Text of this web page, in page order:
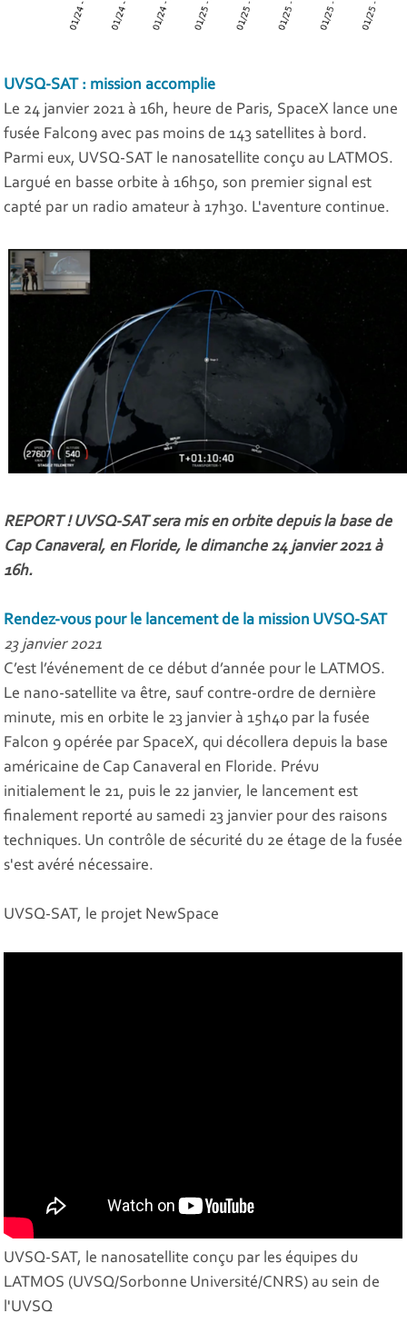
UVSQ-SAT : mission accomplie
Le 24 janvier 2021 à 16h, heure de Paris, SpaceX lance une
fusée Falcon9 avec pas moins de 143 satellites à bord.
Parmi eux, UVSQ-SAT le nanosatellite conçu au LATMOS.
Largué en basse orbite à 16h50, son premier signal est
capté par un radio amateur à 17h30. L'aventure continue.
REPORT ! UVSQ-SAT sera mis en orbite depuis la base de
Cap Canaveral, en Floride, le dimanche 24 janvier 2021 à
16h.
Rendez-vous pour le lancement de la mission UVSQ-SAT
23 janvier 2021
C’est l’événement de ce début d’année pour le LATMOS.
Le nano-satellite va être, sauf contre-ordre de dernière
minute, mis en orbite le 23 janvier à 15h40 par la fusée
Falcon 9 opérée par SpaceX, qui décollera depuis la base
américaine de Cap Canaveral en Floride. Prévu
initialement le 21, puis le 22 janvier, le lancement est
finalement reporté au samedi 23 janvier pour des raisons
techniques. Un contrôle de sécurité du 2e étage de la fusée
s'est avéré nécessaire.
UVSQ-SAT, le projet NewSpace
UVSQ-SAT, le nanosatellite conçu par les équipes du
LATMOS (UVSQ/Sorbonne Université/CNRS) au sein de
l'UVSQ